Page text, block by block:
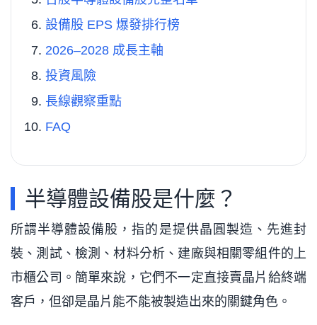
設備股 EPS 爆發排行榜
2026–2028 成長主軸
投資風險
長線觀察重點
FAQ
半導體設備股是什麼？
所謂半導體設備股，指的是提供晶圓製造、先進封
裝、測試、檢測、材料分析、建廠與相關零組件的上
市櫃公司。簡單來說，它們不一定直接賣晶片給終端
客戶，但卻是晶片能不能被製造出來的關鍵角色。